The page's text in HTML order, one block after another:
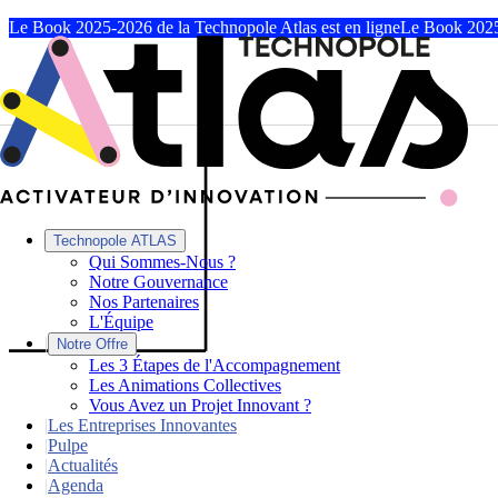
Le Book 2025-2026 de la Technopole Atlas est en ligneLe Book
Technopole ATLAS
Qui Sommes-Nous ?
Notre Gouvernance
Nos Partenaires
L'Équipe
|
Notre Offre
Les 3 Étapes de l'Accompagnement
Les Animations Collectives
Vous Avez un Projet Innovant ?
|Les Entreprises Innovantes
|Pulpe
|Actualités
|Agenda